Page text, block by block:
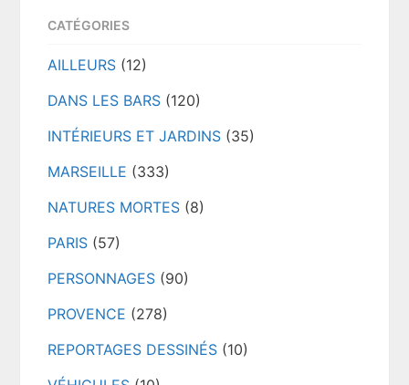
CATÉGORIES
AILLEURS (12)
DANS LES BARS (120)
INTÉRIEURS ET JARDINS (35)
MARSEILLE (333)
NATURES MORTES (8)
PARIS (57)
PERSONNAGES (90)
PROVENCE (278)
REPORTAGES DESSINÉS (10)